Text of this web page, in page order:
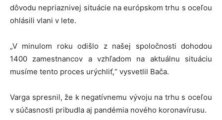
dôvodu nepriaznivej situácie na európskom trhu s oceľou
ohlásili vlani v lete.
„V minulom roku odišlo z našej spoločnosti dohodou
1400 zamestnancov a vzhľadom na aktuálnu situáciu
musíme tento proces urýchliť,“ vysvetlil Bača.
Varga spresnil, že k negatívnemu vývoju na trhu s oceľou
v súčasnosti pribudla aj pandémia nového koronavírusu.